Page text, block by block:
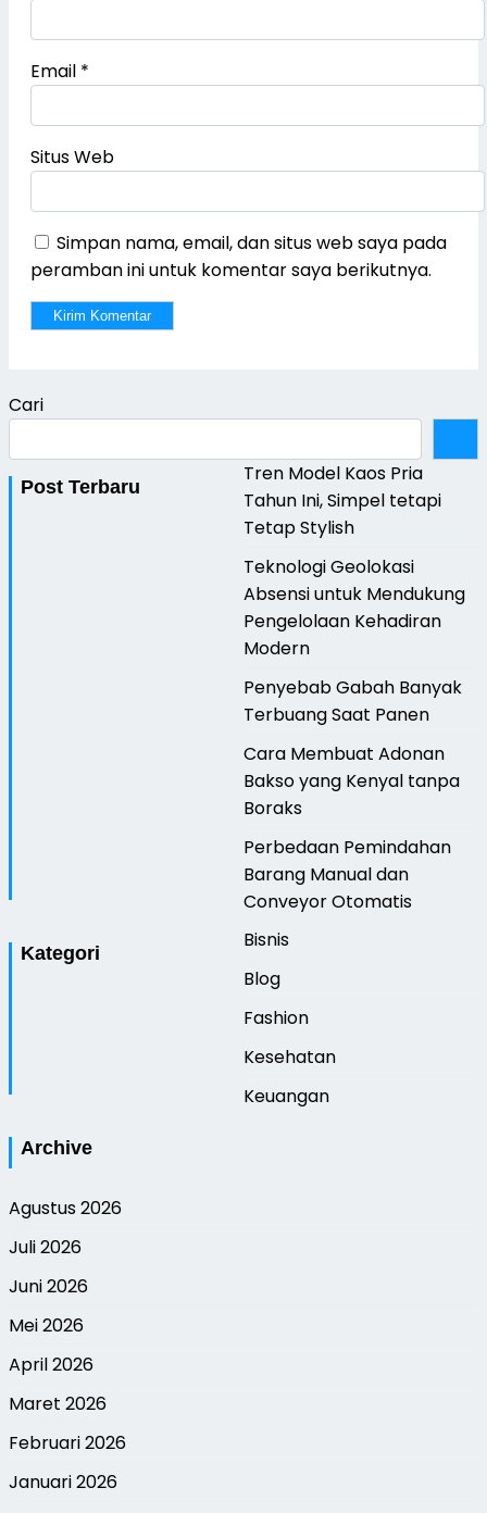
Email *
Situs Web
Simpan nama, email, dan situs web saya pada
peramban ini untuk komentar saya berikutnya.
Cari
Post Terbaru
Tren Model Kaos Pria
Tahun Ini, Simpel tetapi
Tetap Stylish
Teknologi Geolokasi
Absensi untuk Mendukung
Pengelolaan Kehadiran
Modern
Penyebab Gabah Banyak
Terbuang Saat Panen
Cara Membuat Adonan
Bakso yang Kenyal tanpa
Boraks
Perbedaan Pemindahan
Barang Manual dan
Conveyor Otomatis
Kategori
Bisnis
Blog
Fashion
Kesehatan
Keuangan
Archive
Agustus 2026
Juli 2026
Juni 2026
Mei 2026
April 2026
Maret 2026
Februari 2026
Januari 2026